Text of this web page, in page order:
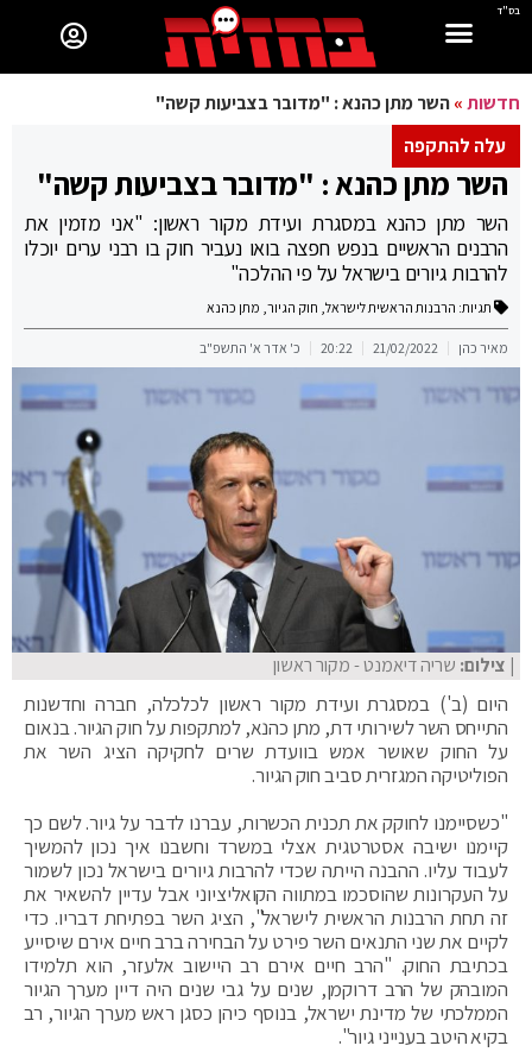
בס"ד
חדשות»השר מתן כהנא : "מדובר בצביעות קשה"
עלה להתקפה
השר מתן כהנא : "מדובר בצביעות קשה"
השר מתן כהנא במסגרת ועידת מקור ראשון: "אני מזמין את
הרבנים הראשיים בנפש חפצה בואו נעביר חוק בו רבני ערים יוכלו
להרבות גיורים בישראל על פי ההלכה"
תגיות: הרבנות הראשית לישראל, חוק הגיור, מתן כהנא
מאיר כהן 21/02/2022
20:22 כ' אדר א' התשפ"ב
| צילום: שריה דיאמנט - מקור ראשון
היום (ב') במסגרת ועידת מקור ראשון לכלכלה, חברה וחדשנות
התייחס השר לשירותי דת, מתן כהנא, למתקפות על חוק הגיור. בנאום
על החוק שאושר אמש בוועדת שרים לחקיקה הציג השר את
הפוליטיקה המגזרית סביב חוק הגיור.
"כשסיימנו לחוקק את תכנית הכשרות, עברנו לדבר על גיור. לשם כך
קיימנו ישיבה אסטרטגית אצלי במשרד וחשבנו איך נכון להמשיך
לעבוד עליו. ההבנה הייתה שכדי להרבות גיורים בישראל נכון לשמור
על העקרונות שהוסכמו במתווה הקואליציוני אבל עדיין להשאיר את
זה תחת הרבנות הראשית לישראל", הציג השר בפתיחת דבריו. כדי
לקיים את שני התנאים השר פירט על הבחירה ברב חיים אירם שיסייע
בכתיבת החוק. "הרב חיים אירם רב היישוב אלעזר, הוא תלמידו
המובהק של הרב דרוקמן, שנים על גבי שנים היה דיין מערך הגיור
הממלכתי של מדינת ישראל, בנוסף כיהן כסגן ראש מערך הגיור, רב
בקיא היטב בענייני גיור".